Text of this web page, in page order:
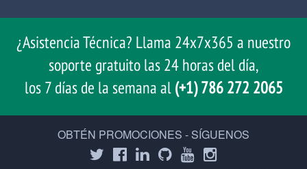
¿Asistencia Técnica? Llama 24x7x365 a nuestro
soporte gratuito las 24 horas del día,
los 7 días de la semana al(+1) 786 272 2065
OBTÉN PROMOCIONES - SÍGUENOS